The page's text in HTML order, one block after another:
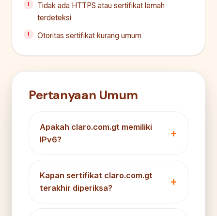
Tidak ada HTTPS atau sertifikat lemah
terdeteksi
Otoritas sertifikat kurang umum
Pertanyaan Umum
Apakah claro.com.gt memiliki
IPv6?
Kapan sertifikat claro.com.gt
terakhir diperiksa?